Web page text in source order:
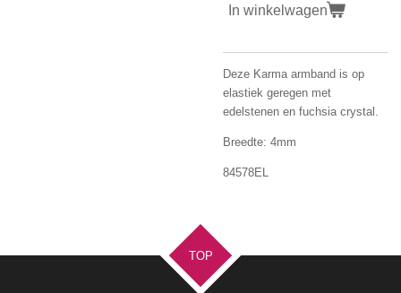
In winkelwagen
Deze Karma armband is op
elastiek geregen met
edelstenen en fuchsia crystal.
Breedte: 4mm
84578EL
TOP